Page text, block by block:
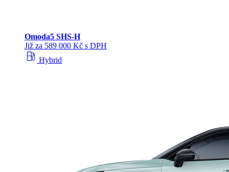
Omoda5 SHS‑H
Již za 589 000 Kč s DPH
local_gas_station Hybrid